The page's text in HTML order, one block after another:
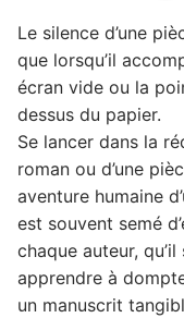
Le silence d’une
que lorsqu’il
écran vide ou la
dessus du papier.
Se lancer dans la
roman ou d’une
aventure humaine
est souvent semé
chaque auteur,
apprendre à
un manuscrit